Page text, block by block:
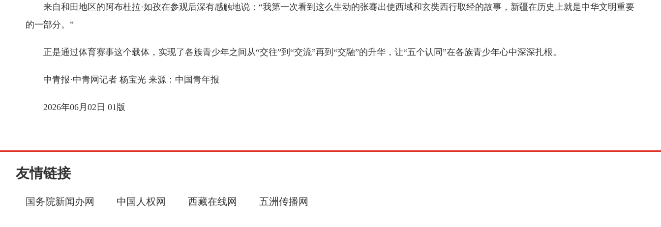
来自和田地区的阿布杜拉·如孜在参观后深有感触地说：“我第一次看到这么生动的张骞出使西域和玄奘西行取经的故事，新疆在历史上就是中华文明重要
的一部分。”
正是通过体育赛事这个载体，实现了各族青少年之间从“交往”到“交流”再到“交融”的升华，让“五个认同”在各族青少年心中深深扎根。
中青报·中青网记者 杨宝光 来源：中国青年报
2026年06月02日 01版
友情链接
国务院新闻办网 中国人权网 西藏在线网 五洲传播网